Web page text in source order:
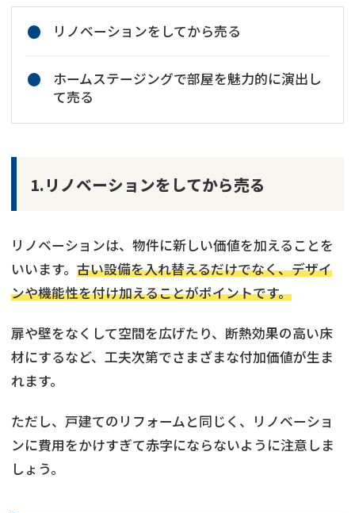
リノベーションをしてから売る
ホームステージングで部屋を魅力的に演出し
て売る
1.リノベーションをしてから売る
リノベーションは、物件に新しい価値を加えることを
いいます。 古い設備を入れ替えるだけでなく、デザイ
ンや機能性を付け加えることがポイントです。
扉や壁をなくして空間を広げたり、断熱効果の高い床
材にするなど、工夫次第でさまざまな付加価値が生ま
れます。
ただし、戸建てのリフォームと同じく、リノベーショ
ンに費用をかけすぎて赤字にならないように注意しま
しょう。